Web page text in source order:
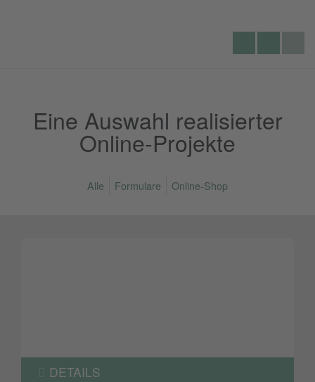
Eine Auswahl realisierter
Online-Projekte
Alle Formulare Online-Shop
DETAILS